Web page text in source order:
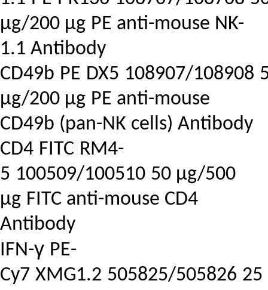
μg/200 μg PE anti-mouse NK-
1.1 Antibody
CD49b PE DX5 108907/108908
μg/200 μg PE anti-mouse
CD49b (pan-NK cells) Antibody
CD4 FITC RM4-
5 100509/100510 50 μg/500
μg FITC anti-mouse CD4
Antibody
IFN-γ PE-
Cy7 XMG1.2 505825/505826 25